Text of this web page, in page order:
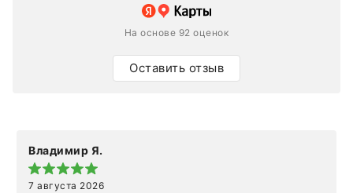
На основе 92 оценок
Оставить отзыв
Владимир Я.
7 августа 2026